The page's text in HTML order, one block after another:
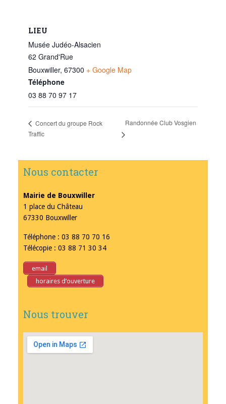
LIEU
Musée Judéo-Alsacien
62 Grand'Rue
Bouxwiller, 67300 + Google Map
Téléphone
03 88 70 97 17
Concert du groupe Rock
Traffic
Randonnée Club Vosgien
Nous contacter
Mairie de Bouxwiller
1 place du Château
67330 Bouxwiller
Téléphone : 03 88 70 70 16
Télécopie : 03 88 71 30 34
email
horaires d’ouverture
Nous trouver